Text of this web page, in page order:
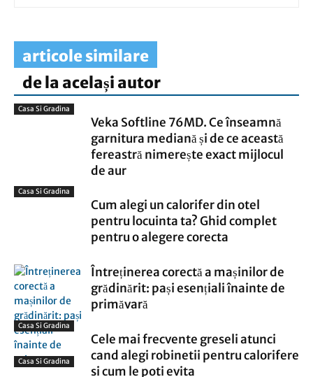
articole similare
de la același autor
Casa Si Gradina
Veka Softline 76MD. Ce înseamnă
garnitura mediană și de ce această
fereastră nimerește exact mijlocul
de aur
Casa Si Gradina
Cum alegi un calorifer din otel
pentru locuinta ta? Ghid complet
pentru o alegere corecta
Casa Si Gradina
Întreținerea corectă a mașinilor de
grădinărit: pași esențiali înainte de
primăvară
Casa Si Gradina
Cele mai frecvente greseli atunci
cand alegi robinetii pentru calorifere
si cum le poti evita